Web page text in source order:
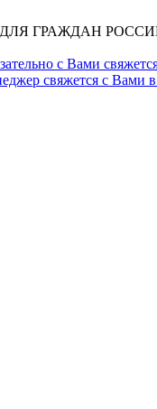
РОССИИ.
с Вами
свяжется с Вами